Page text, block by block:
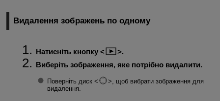
Видалення зображень по одному
Натисніть кнопку
.
Виберіть зображення, яке потрібно видалити.
Поверніть диск
, щоб вибрати зображення для
видалення.